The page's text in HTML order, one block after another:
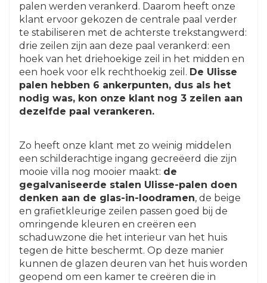
palen werden verankerd. Daarom heeft onze
klant ervoor gekozen de centrale paal verder
te stabiliseren met de achterste trekstangwerd:
drie zeilen zijn aan deze paal verankerd: een
hoek van het driehoekige zeil in het midden en
een hoek voor elk rechthoekig zeil. De Ulisse
palen hebben 6 ankerpunten, dus als het
nodig was, kon onze klant nog 3 zeilen aan
dezelfde paal verankeren.
Zo heeft onze klant met zo weinig middelen
een schilderachtige ingang gecreëerd die zijn
mooie villa nog mooier maakt: de
gegalvaniseerde stalen Ulisse-palen doen
denken aan de glas-in-loodramen, de beige
en grafietkleurige zeilen passen goed bij de
omringende kleuren en creëren een
schaduwzone die het interieur van het huis
tegen de hitte beschermt. Op deze manier
kunnen de glazen deuren van het huis worden
geopend om een kamer te creëren die in